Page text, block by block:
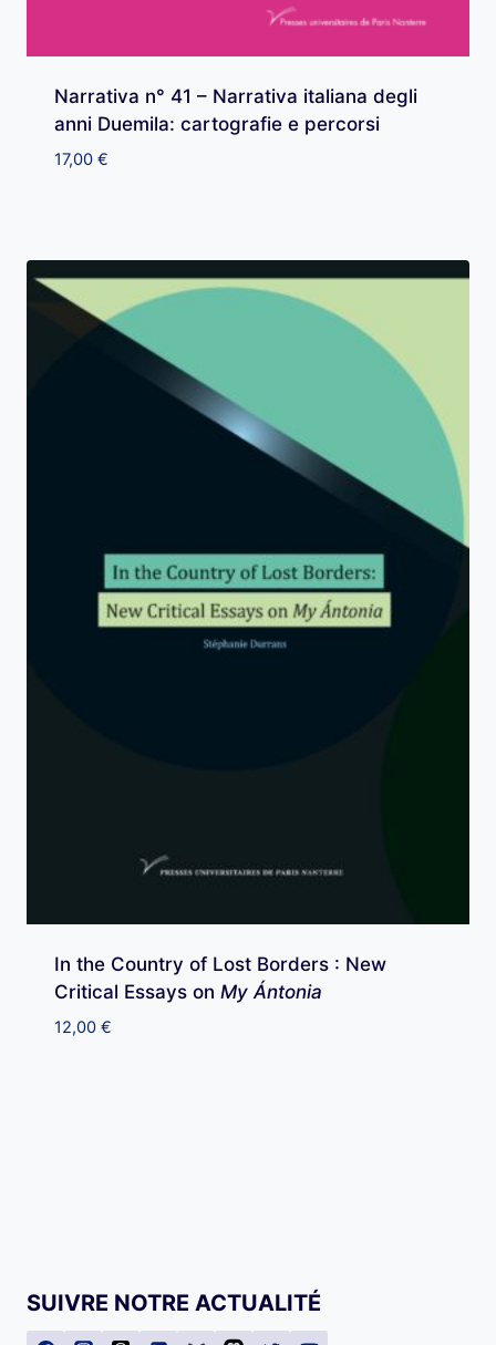
Narrativa n° 41 – Narrativa italiana degli
anni Duemila: cartografie e percorsi
17,00 €
In the Country of Lost Borders : New
Critical Essays on My Ántonia
12,00 €
SUIVRE NOTRE ACTUALITÉ